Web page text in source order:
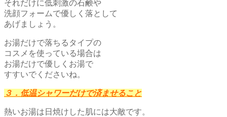
それだけに低刺激の石鹸や
洗顔フォームで優しく落として
あげましょう。
お湯だけで落ちるタイプの
コスメを使っている場合は
お湯だけで優しくお湯で
すすいでくださいね。
３．低温シャワーだけで済ませること
熱いお湯は日焼けした肌には大敵です。